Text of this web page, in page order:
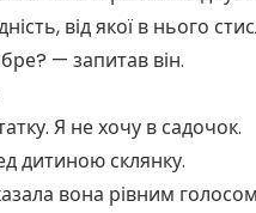
від якої в нього
— запитав він.
Я не хочу в садочок.
дитиною склянку.
вона рівним